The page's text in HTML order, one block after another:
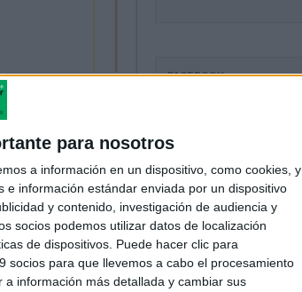
para nosotros
a información en un dispositivo, como cookies, y
información estándar enviada por un dispositivo
y contenido, investigación de audiencia y
socios podemos utilizar datos de localización
de dispositivos. Puede hacer clic para
socios para que llevemos a cabo el procesamiento
información más detallada y cambiar sus
FACEBOOK